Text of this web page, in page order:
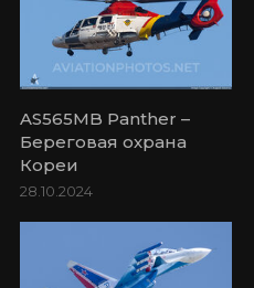
AS565MB Panther –
Береговая охрана
Кореи
28.10.2024